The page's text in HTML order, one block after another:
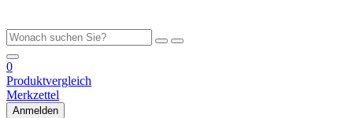
0
Produktvergleich
Merkzettel
Anmelden